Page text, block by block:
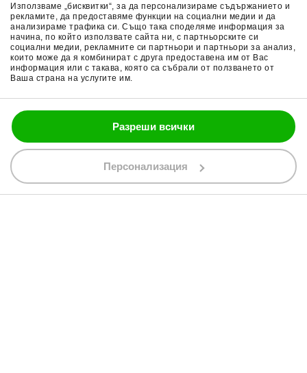
Използваме „бисквитки“, за да персонализираме съдържанието и
рекламите, да предоставяме функции на социални медии и да
анализираме трафика си. Също така споделяме информация за
начина, по който използвате сайта ни, с партньорските си
социални медии, рекламните си партньори и партньори за анализ,
които може да я комбинират с друга предоставена им от Вас
информация или с такава, която са събрали от ползването от
Ваша страна на услугите им.
Разреши всички
Персонализация
Общи условия
Поверителност
Политика за бисквитки
Раници за мотор
Ръкавици за мотор
Части за мотор
088 200 7002
shop@bobimx.com